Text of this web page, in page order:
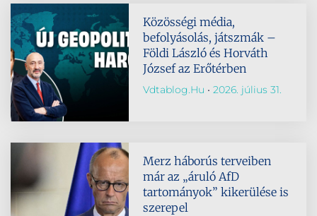
Közösségi média,
befolyásolás, játszmák –
Földi László és Horváth
József az Erőtérben
Vdtablog.hu 2026. július 31.
Merz háborús terveiben
már az „áruló AfD
tartományok” kikerülése is
szerepel